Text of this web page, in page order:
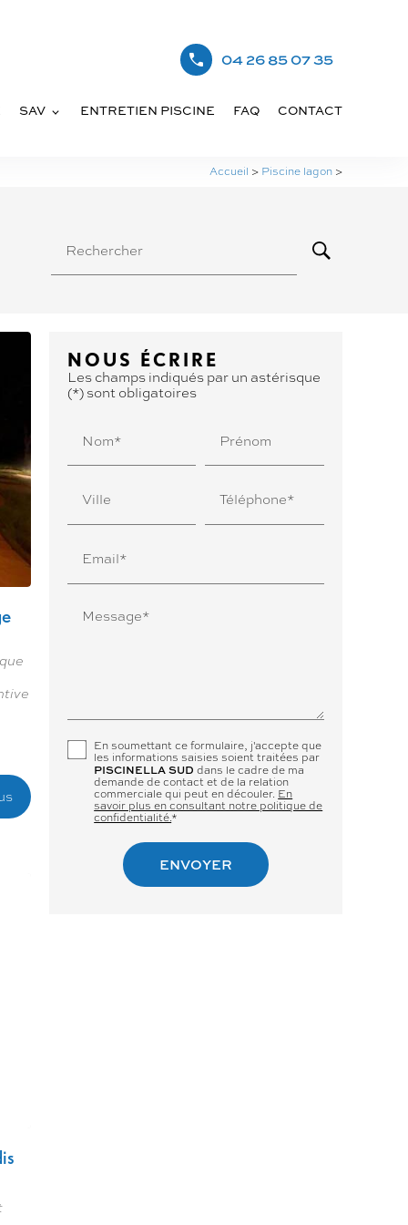
04 26 85 07 35
SAV ENTRETIEN PISCINE FAQ CONTACT
Accueil > Piscine lagon >
Rechercher
NOUS ÉCRIRE
Les champs indiqués par un astérisque
(*) sont obligatoires
Nom* Prénom
Ville Téléphone*
Email*
Message*
En soumettant ce formulaire, j'accepte que
les informations saisies soient traitées par
PISCINELLA SUD dans le cadre de ma
demande de contact et de la relation
commerciale qui peut en découler. En
savoir plus en consultant notre politique de
confidentialité.*